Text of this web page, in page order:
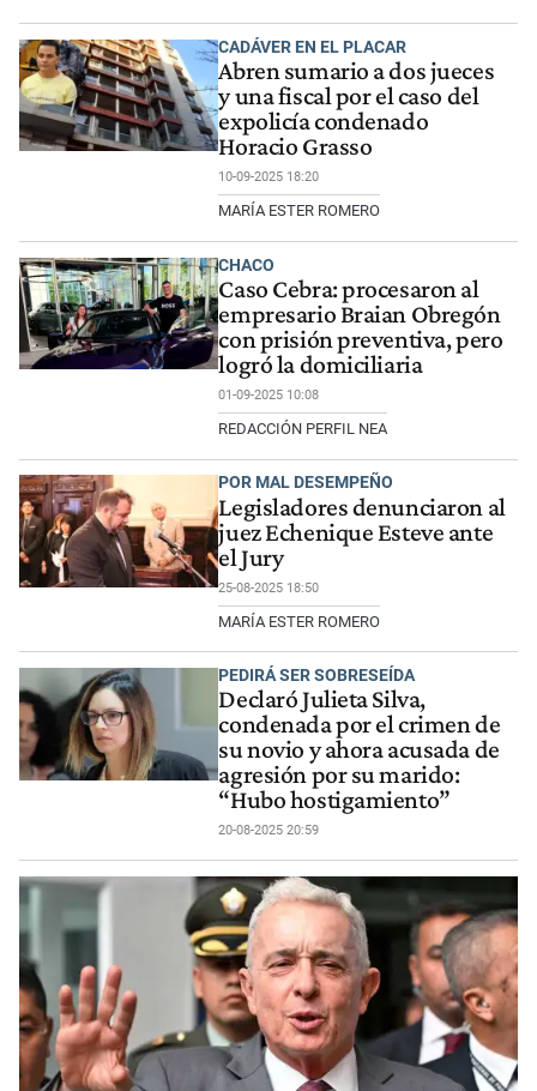
CADÁVER EN EL PLACAR
Abren sumario a dos jueces
y una fiscal por el caso del
expolicía condenado
Horacio Grasso
10-09-2025 18:20
MARÍA ESTER ROMERO
CHACO
Caso Cebra: procesaron al
empresario Braian Obregón
con prisión preventiva, pero
logró la domiciliaria
01-09-2025 10:08
REDACCIÓN PERFIL NEA
POR MAL DESEMPEÑO
Legisladores denunciaron al
juez Echenique Esteve ante
el Jury
25-08-2025 18:50
MARÍA ESTER ROMERO
PEDIRÁ SER SOBRESEÍDA
Declaró Julieta Silva,
condenada por el crimen de
su novio y ahora acusada de
agresión por su marido:
“Hubo hostigamiento”
20-08-2025 20:59